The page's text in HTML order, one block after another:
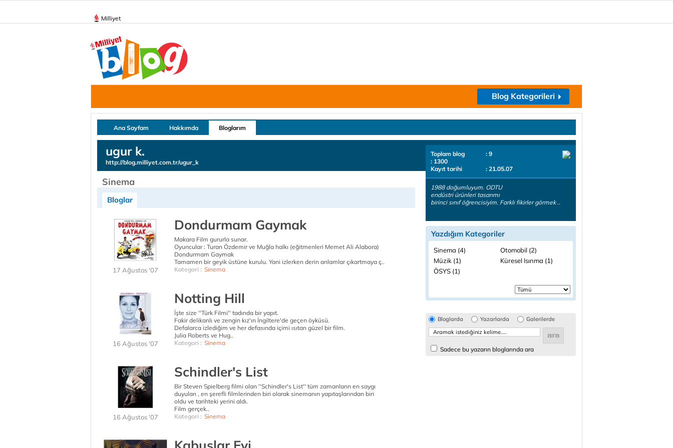
Milliyet
Blog Kategorileri
Ana Sayfam Hakkımda Bloglarım
ugur k.
http://blog.milliyet.com.tr/ugur_k
Sinema
Bloglar
17 Ağustos '07
Dondurmam Gaymak
Makara Film gururla sunar.
Oyuncular : Turan Özdemir ve Muğla halkı (eğitmenleri Memet Ali Alabora)
Dondurmam Gaymak
Tamamen bir geyik üstüne kurulu. Yani izlerken derin anlamlar çıkartmaya ç..
Kategori : Sinema
16 Ağustos '07
Notting Hill
İşte size ''Türk Filmi'' tadında bir yapıt.
Fakir delikanlı ve zengin kız'ın İngiltere'de geçen öyküsü.
Defalarca izlediğim ve her defasında içimi ısıtan güzel bir film.
Julia Roberts ve Hug..
Kategori : Sinema
16 Ağustos '07
Schindler's List
Bir Steven Spielberg filmi olan ''Schindler's List'' tüm zamanların en saygı
duyulan , en şerefli filmlerinden biri olarak sinemanın yapıtaşlarından biri
oldu ve tarihteki yerini aldı.
Film gerçek..
Kategori : Sinema
Toplam blog
: 9
: 1300
Kayıt tarihi
: 21.05.07
1988 doğumluyum. ODTU
endüstri ürünleri tasarımı
birinci sınıf öğrencisiyim. Farklı fikirler görmek ..
Yazdığım Kategoriler
Sinema (4)
Otomobil (2)
Müzik (1)
Küresel Isınma (1)
ÖSYS (1)
Bloglarda Yazarlarda Galerilerde
Sadece bu yazarın bloglarında ara